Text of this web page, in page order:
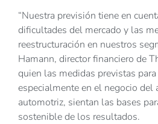
“Nuestra previsión tiene en
dificultades del mercado y las
reestructuración en nuestros
Hamann, director financiero de
quien las medidas previstas
especialmente en el negocio del
automotriz, sientan las bases
sostenible de los resultados.